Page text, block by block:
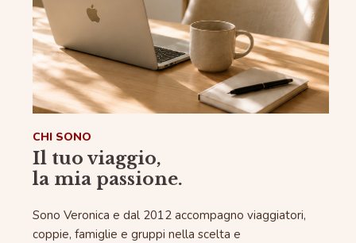
CHI SONO
Il tuo viaggio,
la mia passione.
Sono Veronica e dal 2012 accompagno viaggiatori,
coppie, famiglie e gruppi nella scelta e